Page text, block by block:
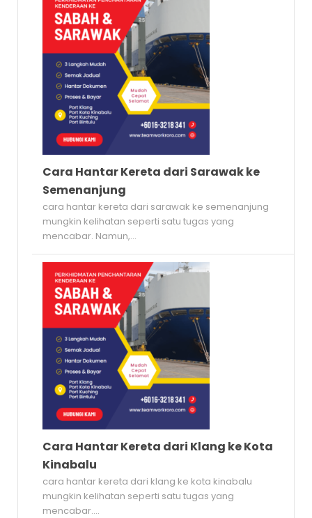
Cara Hantar Kereta dari Sarawak ke
Semenanjung
cara hantar kereta dari sarawak ke semenanjung
mungkin kelihatan seperti satu tugas yang
mencabar. Namun,...
Cara Hantar Kereta dari Klang ke Kota
Kinabalu
cara hantar kereta dari klang ke kota kinabalu
mungkin kelihatan seperti satu tugas yang
mencabar....